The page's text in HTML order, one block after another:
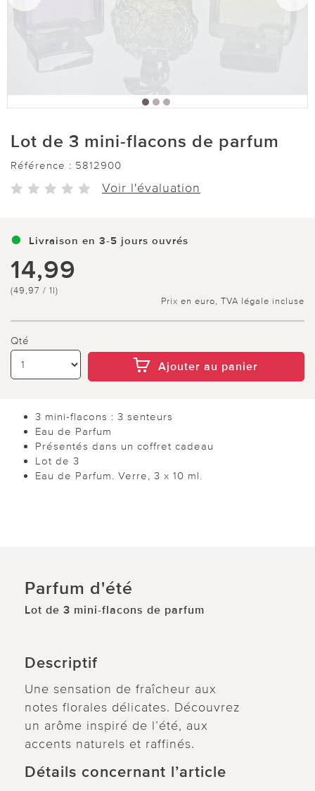
Lot de 3 mini-flacons de parfum
Référence : 5812900
Voir l'évaluation
Livraison en 3-5 jours ouvrés
14,99
(49,97 / 1l)
Prix en euro, TVA légale incluse
Qté
Ajouter au panier
3 mini-flacons : 3 senteurs
Eau de Parfum
Présentés dans un coffret cadeau
Lot de 3
Eau de Parfum. Verre, 3 x 10 ml.
Parfum d'été
Lot de 3 mini-flacons de parfum
Descriptif
Une sensation de fraîcheur aux
notes florales délicates. Découvrez
un arôme inspiré de l’été, aux
accents naturels et raffinés.
Détails concernant l’article